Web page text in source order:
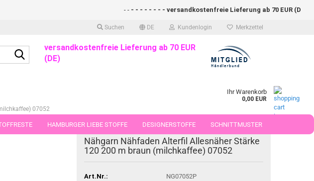
Suchen DE Kundenlogin Merkzettel
- - - - - - - - versandkostenfreie Lieferung ab 70 EUR (DE)-
Suche...versandkostenfreie Lieferung ab 70 EUR
(DE)
Ihr Warenkorb
0,00 EUR
HAMBURGER LIEBE STOFFE DESIGNERSTOFFE SCHNITTMUSTER
IN STÜCKEN VON 25 UND 50 CM
07052
Nähgarn Nähfaden Alterfil Allesnäher Stärke
120 200 m braun (milchkaffee) 07052
Art.Nr.:
NG07052P